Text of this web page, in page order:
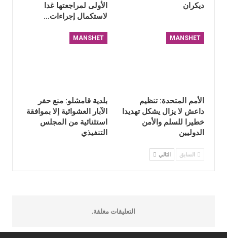
ديكران
الأولى لمراجعتها غدا
لاستكمال إجراءات…
MANSHET
الأمم المتحدة: تنظيم
داعش لا يزال يشكل تهديدا
خطيرا للسلم والأمن
الدوليين
MANSHET
بلدية قامشلو: منع حفر
الآبار العشوائية إلا بموافقة
استثنائية من المجلس
التنفيذي
السابق التالي
التعليقات مغلقة.